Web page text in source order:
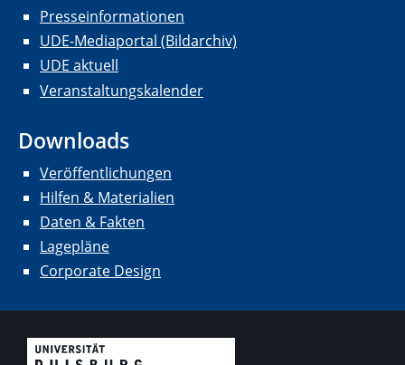
Presseinformationen
UDE-Mediaportal (Bildarchiv)
UDE aktuell
Veranstaltungskalender
Downloads
Veröffentlichungen
Hilfen & Materialien
Daten & Fakten
Lagepläne
Corporate Design